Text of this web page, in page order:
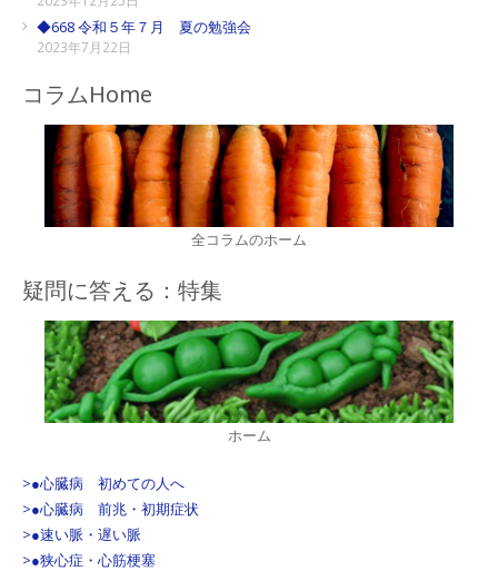
◆668 令和５年７月 夏の勉強会
2023年7月22日
コラムHome
全コラムのホーム
疑問に答える：特集
ホーム
>●心臓病 初めての人へ
>●心臓病 前兆・初期症状
>●速い脈・遅い脈
>●狭心症・心筋梗塞